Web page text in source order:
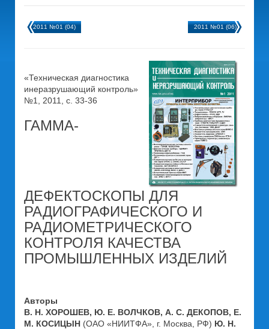
2011 №01 (04) 2011 №01 (06)
«Техническая диагностика
инеразрушающий контроль»
№1, 2011, с. 33-36
ГАММА-
ДЕФЕКТОСКОПЫ ДЛЯ
РАДИОГРАФИЧЕСКОГО И
РАДИОМЕТРИЧЕСКОГО
КОНТРОЛЯ КАЧЕСТВА
ПРОМЫШЛЕННЫХ ИЗДЕЛИЙ
Авторы
В. Н. ХОРОШЕВ, Ю. Е. ВОЛЧКОВ, А. С. ДЕКОПОВ, Е.
М. КОСИЦЫН (ОАО «НИИТФА», г. Москва, РФ) Ю. Н.